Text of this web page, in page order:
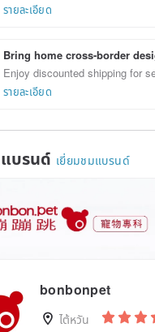
รายละเอียด
Bring home cross-border
Enjoy discounted shipping for
รายละเอียด
บรนด์ เยี่ยมชมแบรนด์
bonbonpet
ไต้หวัน